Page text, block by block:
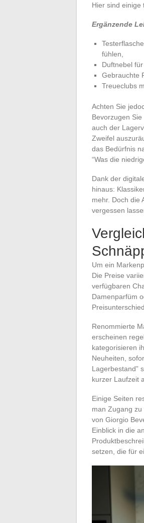
Hier sind einige
Ergänzende
fühlen,
Duftnebel
Gebrauchte
Treueclubs
Achten Sie
Bevorzugen
auch der
Zweifel
das Bedürfnis
“Was die
Dank der
hinaus:
mehr. Doch die
vergessen
Um ein
Die Preise
verfügbaren
Damenparfüm
Renommierte
erscheinen
kategorisieren
Neuheiten,
Lagerbestand”
kurzer Laufzeit
Einige Seiten
man Zugang
von Giorgio
Einblick in die
setzen, die für